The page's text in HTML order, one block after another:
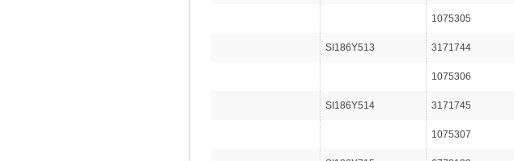
1075305
SI186Y513 3171744
1075306
SI186Y514 3171745
1075307